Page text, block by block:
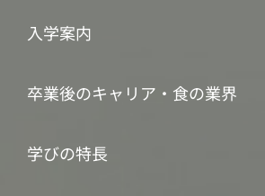
入学案内
卒業後のキャリア・食の業界
学びの特長